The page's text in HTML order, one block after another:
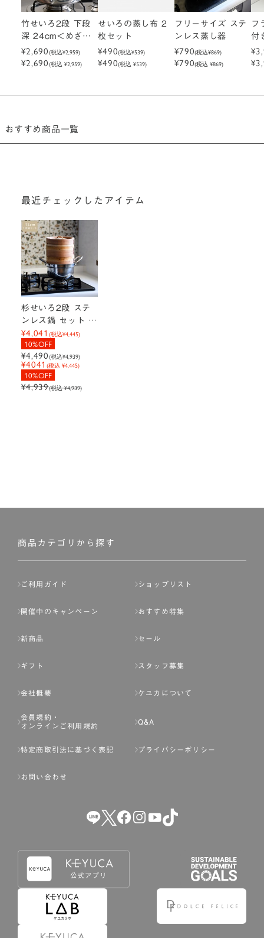
竹せいろ2段 下段
深 24cm＜めざま
しテレビで紹介さ
れました＞
¥2,690(税込¥2,959)
¥2,690(税込 ¥2,959)
せいろの蒸し布 2
枚セット
¥490(税込¥539)
¥490(税込 ¥539)
フリーサイズ ステ
ンレス蒸し器
¥790(税込¥869)
¥790(税込 ¥869)
フ
付
し
別
おすすめ商品一覧
最近チェックしたアイテム
杉せいろ2段 ステ
ンレス鍋 セット 1
5cm＜めざましテ
レビで紹介されま
した＞
¥4,041 (税込¥4,445)
10%OFF
¥4,490(税込¥4,939)
¥4041(税込 ¥4,445)
10%OFF
¥4,939(税込 ¥4,939)
商品カテゴリから探す
ご利用ガイド ショップリスト
開催中のキャンペーン おすすめ特集
新商品 セール
ギフト スタッフ募集
会社概要 ケユカについて
会員規約・
オンラインご利用規約
Q&A
特定商取引法に基づく表記 プライバシーポリシー
お問い合わせ